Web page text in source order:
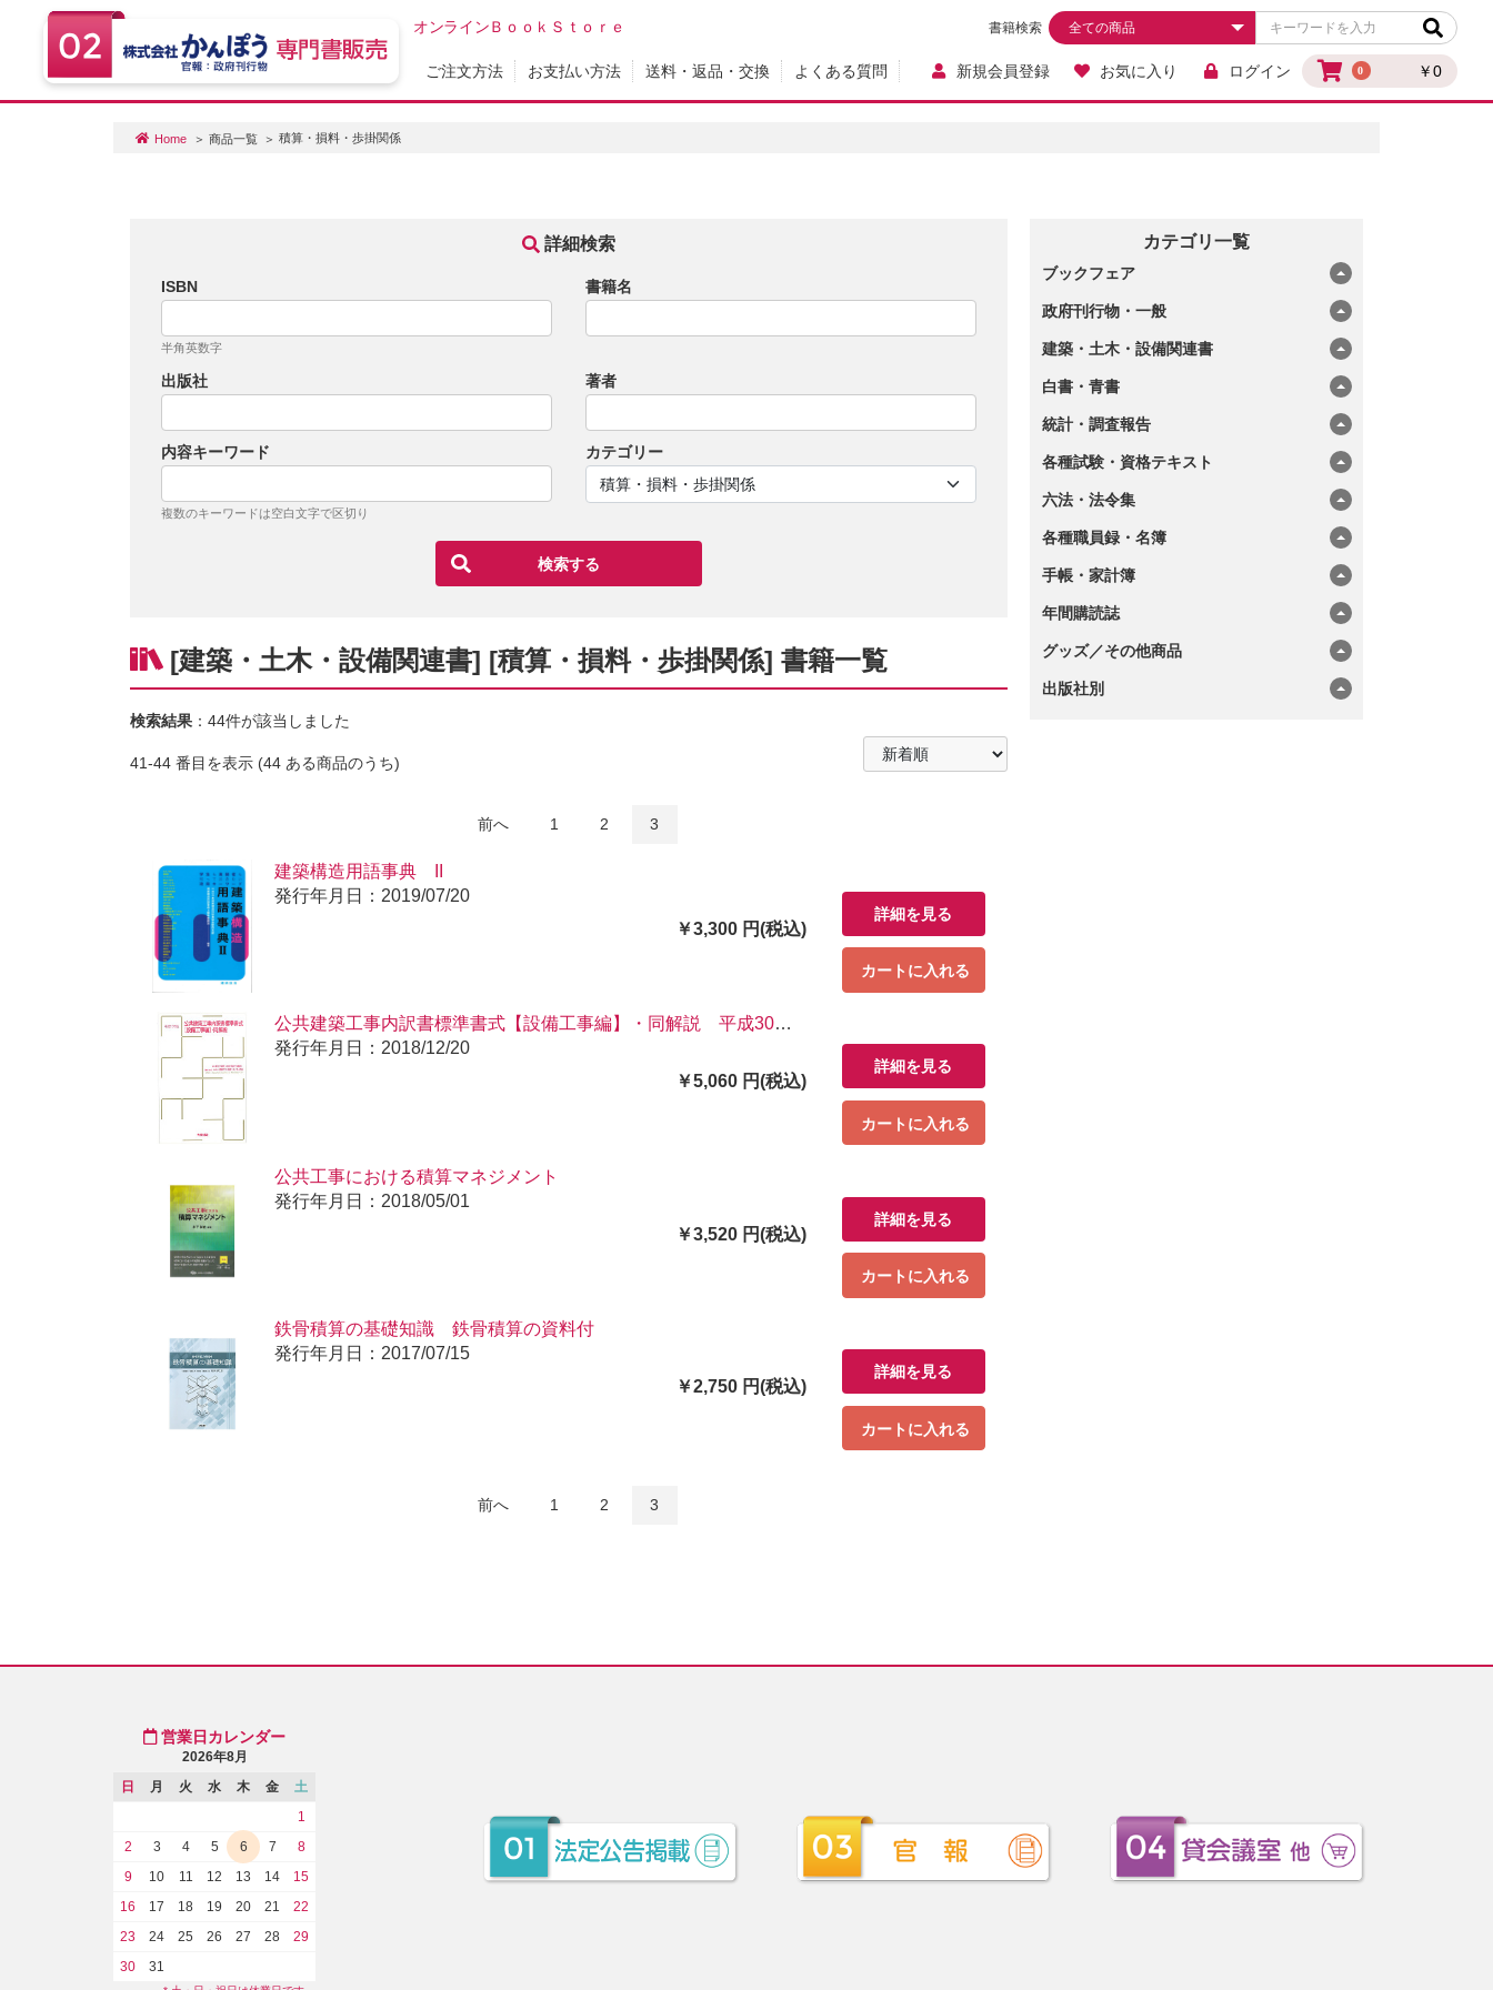
オンラインＢｏｏｋＳｔｏｒｅ
0 ￥0
書籍検索
ご注文方法 お支払い方法 送料・返品・交換 よくある質問 新規会員登録 お気に入り ログイン
Home 商品一覧 積算・損料・歩掛関係
カテゴリ一覧
ブックフェア
政府刊行物・一般
建築・土木・設備関連書
白書・青書
統計・調査報告
各種試験・資格テキスト
六法・法令集
各種職員録・名簿
手帳・家計簿
年間購読誌
グッズ／その他商品
出版社別
詳細検索
ISBN
半角英数字
書籍名
出版社 著者
内容キーワード
複数のキーワードは空白文字で区切り
カテゴリー
[建築・土木・設備関連書] [積算・損料・歩掛関係] 書籍一覧
検索結果 ：44件が該当しました
41-44 番目を表示 (44 ある商品のうち)
前へ 1 2 3
建築構造用語事典 II
発行年月日：2019/07/20
￥3,300 円(税込)
詳細を見る
カートに入れる
公共建築工事内訳書標準書式【設備工事編】・同解説 平成30年
版
発行年月日：2018/12/20
￥5,060 円(税込)
詳細を見る
カートに入れる
公共工事における積算マネジメント
発行年月日：2018/05/01
￥3,520 円(税込)
詳細を見る
カートに入れる
鉄骨積算の基礎知識 鉄骨積算の資料付
発行年月日：2017/07/15
￥2,750 円(税込)
詳細を見る
カートに入れる
前へ 1 2 3
営業日カレンダー
2026年8月
日
月 火 水 木 金
土
1
2
3 4 5 6 7
8
9
10 11 12 13 14
15
16
17 18 19 20 21
22
23
24 25 26 27 28
29
30
31